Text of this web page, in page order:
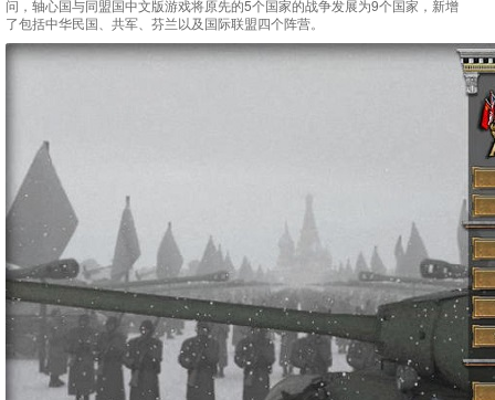
问，轴心国与同盟国中文版游戏将原先的5个国家的战争发展为9个国家，新增
了包括中华民国、共军、芬兰以及国际联盟四个阵营。